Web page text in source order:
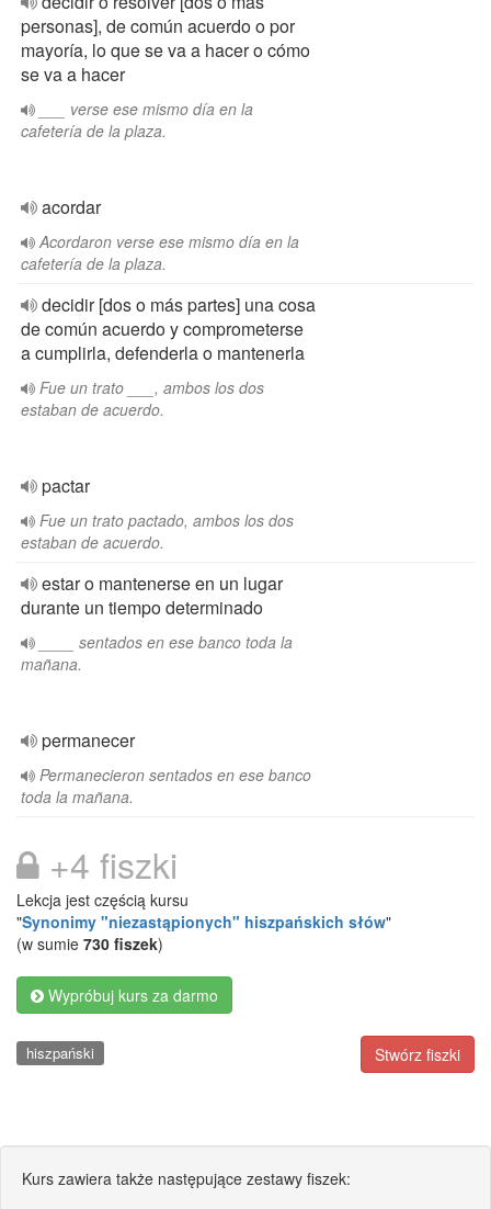
personas], de común acuerdo o por
mayoría, lo que se va a hacer o cómo
se va a hacer
___ verse ese mismo día en la
cafetería de la plaza.
acordar
Acordaron verse ese mismo día en la
cafetería de la plaza.
decidir [dos o más partes] una cosa
de común acuerdo y comprometerse
a cumplirla, defenderla o mantenerla
Fue un trato ___, ambos los dos
estaban de acuerdo.
pactar
Fue un trato pactado, ambos los dos
estaban de acuerdo.
estar o mantenerse en un lugar
durante un tiempo determinado
____ sentados en ese banco toda la
mañana.
permanecer
Permanecieron sentados en ese banco
toda la mañana.
+4 fiszki
Lekcja jest częścią kursu
"Synonimy "niezastąpionych" hiszpańskich słów"
(w sumie 730 fiszek)
Wypróbuj kurs za darmo
Stwórz fiszki
hiszpański
Kurs zawiera także następujące zestawy fiszek: